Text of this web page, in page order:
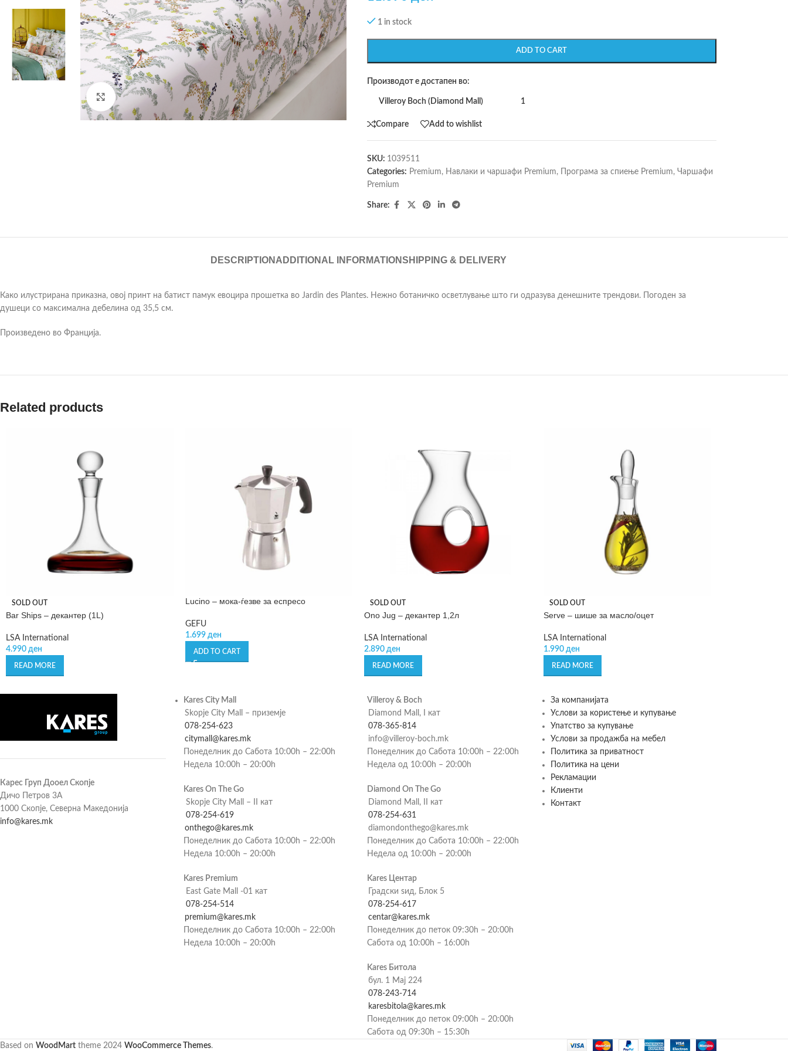
Click to enlarge
1 in stock
ADD TO CART
Производот е достапен во:
Villeroy Boch (Diamond Mall) 1
Compare Add to wishlist
SKU: 1039511
Categories: Premium, Навлаки и чаршафи Premium, Програма за спиење Premium, Чаршафи
Premium
Share:
DESCRIPTION ADDITIONAL INFORMATIONSHIPPING & DELIVERY
Како илустрирана приказна, овој принт на батист памук евоцира прошетка во Jardin des Plantes. Нежно ботаничко осветлување што ги одразува денешните трендови. Погоден за
душеци со максимална дебелина од 35,5 см.
Произведено во Франција.
Related products
SOLD OUT
Bar Ships – декантер (1L)
LSA International
4.990 ден
READ MORE
Lucino – мока-ѓезве за еспресо
GEFU
1.699 ден
ADD TO CART
SOLD OUT
Ono Jug – декантер 1,2л
LSA International
2.890 ден
READ MORE
SOLD OUT
Serve – шише за масло/оцет
LSA International
1.990 ден
READ MORE
Карес Груп Дооел Скопје
Дичо Петров 3А
1000 Скопје, Северна Македонија
info@kares.mk
Kares City Mall
Skopje City Mall – приземје
078-254-623
citymall@kares.mk
Понеделник до Сабота 10:00h – 22:00h
Недела 10:00h – 20:00h
Kares On The Go
Skopje City Mall – II кат
078-254-619
onthego@kares.mk
Понеделник до Сабота 10:00h – 22:00h
Недела 10:00h – 20:00h
Kares Premium
East Gate Mall -01 кат
078-254-514
premium@kares.mk
Понеделник до Сабота 10:00h – 22:00h
Недела 10:00h – 20:00h
Villeroy & Boch
Diamond Mall, I кат
078-365-814
info@villeroy-boch.mk
Понеделник до Сабота 10:00h – 22:00h
Недела од 10:00h – 20:00h
Diamond On The Go
Diamond Mall, II кат
078-254-631
diamondonthego@kares.mk
Понеделник до Сабота 10:00h – 22:00h
Недела од 10:00h – 20:00h
Kares Центар
Градски ѕид, Блок 5
078-254-617
centar@kares.mk
Понеделник до петок 09:30h – 20:00h
Сабота од 10:00h – 16:00h
Kares Битола
бул. 1 Мај 224
078-243-714
karesbitola@kares.mk
Понеделник до петок 09:00h – 20:00h
Сабота од 09:30h – 15:30h
За компанијата
Услови за користење и купување
Упатство за купување
Услови за продажба на мебел
Политика за приватност
Политика на цени
Рекламации
Клиенти
Контакт
Based on WoodMart theme 2024 WooCommerce Themes.